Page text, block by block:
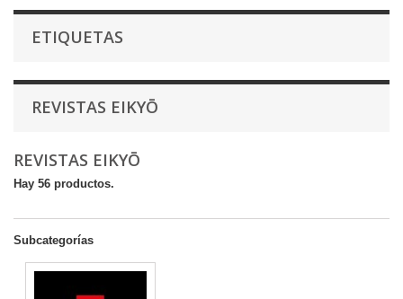
ETIQUETAS
REVISTAS EIKYŌ
REVISTAS EIKYŌ
Hay 56 productos.
Subcategorías